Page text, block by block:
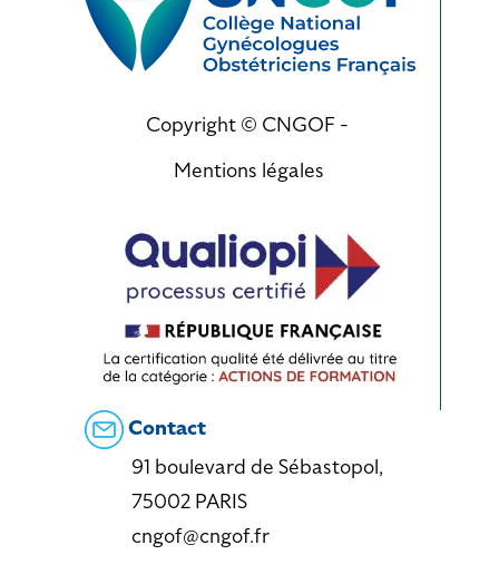
Copyright © CNGOF -
Mentions légales
Contact
91 boulevard de Sébastopol,
75002 PARIS
cngof@cngof.fr